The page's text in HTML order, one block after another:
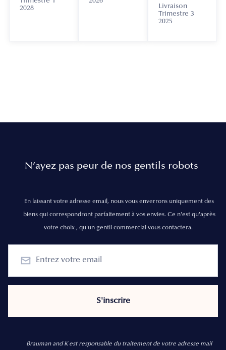
2028
Livraison
Trimestre 3
2025
N’ayez pas peur de nos gentils robots
En laissant votre adresse email, nous vous enverrons uniquement des
biens qui correspondront parfaitement à vos envies. Ce n'est qu'après
votre choix , qu'un gentil commercial vous contactera.
Brauman and K est responsable du traitement de votre adresse mail